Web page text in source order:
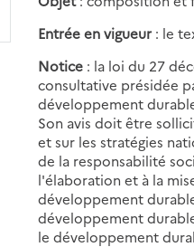
Entrée en vigueur : le
Notice : la loi du 27
consultative présidée
développement
Son avis doit être
et sur les stratégies
de la responsabilité
l'élaboration et à la
développement
développement
le développement